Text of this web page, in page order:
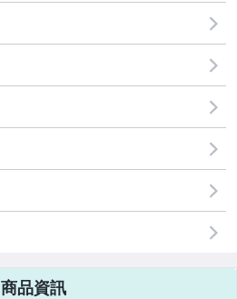
商品資訊